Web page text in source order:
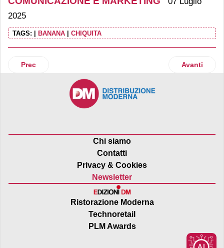
2025
TAGS: BANANA CHIQUITA
Articolo precedente: Nostromo torna in tv
Prec Articolo
Avanti
Chi siamo
Contatti
Privacy & Cookies
Newsletter
Ristorazione Moderna
Technoretail
PLM Awards